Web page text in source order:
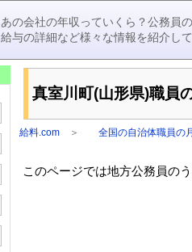
あの会社の年収っていくら？公務員
給与の詳細など様々な情報を紹介して
真室川町(山形県)職員
給料.com ＞ 全国の自治体職員の
このページでは地方公務員の